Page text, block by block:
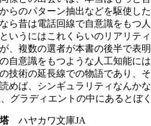
らのパターン抽出などを駆使し
ら昔は電話回線で自意識をもつ
いうにはこれくらいのリアリテ
、複数の選者が本書の後半で表
自意識をもつような人工知能
技術の延長線での物語であり、
めば、シンギュラリティなん
グラディエントの中にあるとぼく
ハヤカワ文庫JA